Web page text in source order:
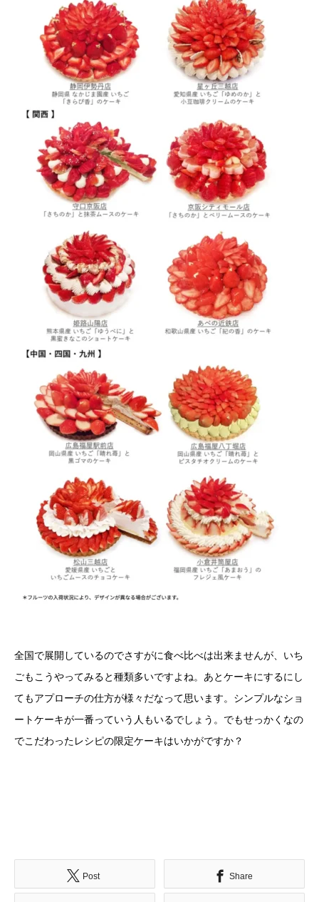
全国で展開しているのでさすがに食べ比べは出来ませんが、いち
ごもこうやってみると種類多いですよね。あとケーキにするにし
てもアプローチの仕方が様々だなって思います。シンプルなショ
ートケーキが一番っていう人もいるでしょう。でもせっかくなの
でこだわったレシピの限定ケーキはいかがですか？
Post Share